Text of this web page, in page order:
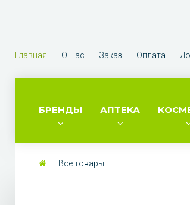
Главная О Нас Заказ Оплата
БРЕНДЫ АПТЕКА
Все товары